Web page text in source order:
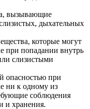
вызывающие
дыхательных
которые могут
при попадании внутрь
слизистыми
опасностью при
ни к одному из
соблюдения
и хранения.